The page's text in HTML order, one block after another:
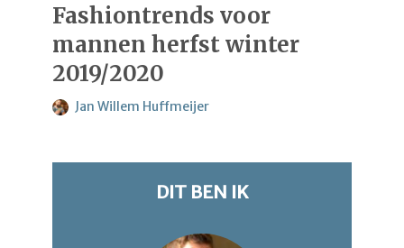
Fashiontrends voor
mannen herfst winter
2019/2020
Jan Willem Huffmeijer
DIT BEN IK